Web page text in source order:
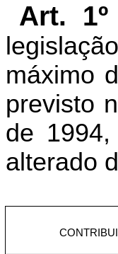
Art. 1º
máximo
previsto
de
alterado